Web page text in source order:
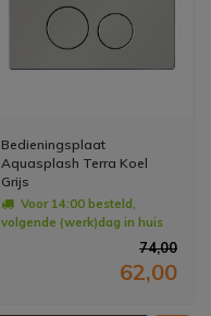
Bedieningsplaat
Aquasplash Terra Koel
Grijs
Voor 14:00 besteld,
volgende (werk)dag in huis
74,00
62,00